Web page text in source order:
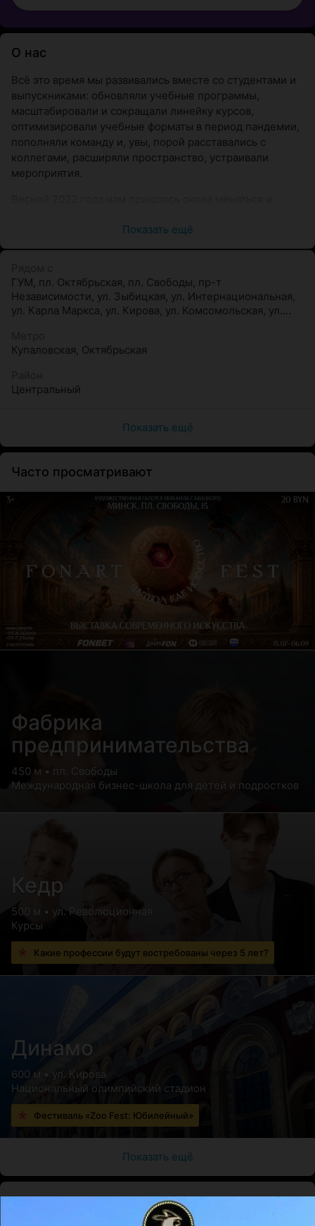
О нас
Всё это время мы развивались вместе со студентами и
выпускниками: обновляли учебные программы,
масштабировали и сокращали линейку курсов,
оптимизировали учебные форматы в период пандемии,
пополняли команду и, увы, порой расставались с
коллегами, расширяли пространство, устраивали
мероприятия.
«CIDR» — это онлайн-школа. Одновременно мы
сменили название на «CIDR Family», которое подходит
поддержка сейчас особенно важны.
Да, мы уверены, что онлайн может быть семейным!
главные принципы обучения: актуальные знания и
навыки, комфортная и доброжелательная атмосфера.
профессию сопровождались дружеским общением и
Показать ещё
ГУМ, пл. Октябрьская, пл. Свободы, пр-т
Независимости, ул. Зыбицкая, ул. Интернациональная,
ул. Карла Маркса, ул. Кирова, ул. Комсомольская, ул.
Купаловская, Октябрьская
Центральный
Показать ещё
Часто просматривают
Фабрика
предпринимательства
450 м • пл. Свободы
Международная бизнес-школа для детей и подростков
Кедр
500 м • ул. Революционная
Курсы
Какие профессии будут востребованы через 5 лет?
Динамо
600 м • ул. Кирова
Национальный олимпийский стадион
Фестиваль «Zoo Fest: Юбилейный»
Показать ещё
Цены Все цены